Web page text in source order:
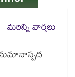
మరిన్ని వార్తలు